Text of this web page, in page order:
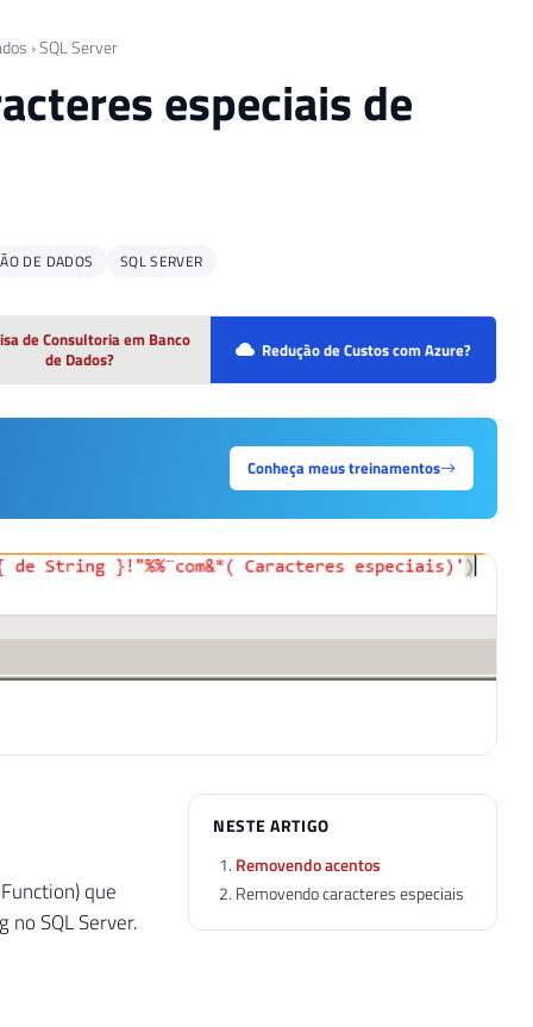
›SQL Server
especiais de
DE DADOS SQL SERVER
de Consultoria em Banco
de Dados?
Redução de Custos com Azure?
Conheça meus treinamentos
que
SQL Server.
NESTE ARTIGO
Removendo acentos
Removendo caracteres especiais